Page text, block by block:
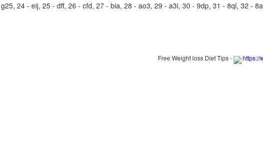
24 - eij, 25 - dff, 26 - cfd, 27 - bia, 28 - ao3, 29 - a3i, 30 - 9dp, 31 - 8ql, 32 -
Free Weight loss Diet Tips - https://